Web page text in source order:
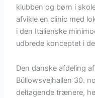
klubben og børn i
afvikle en clinic med
i den Italienske
udbrede konceptet i
Den danske afdeling
Büllowsvejhallen 30.
deltagende trænere,